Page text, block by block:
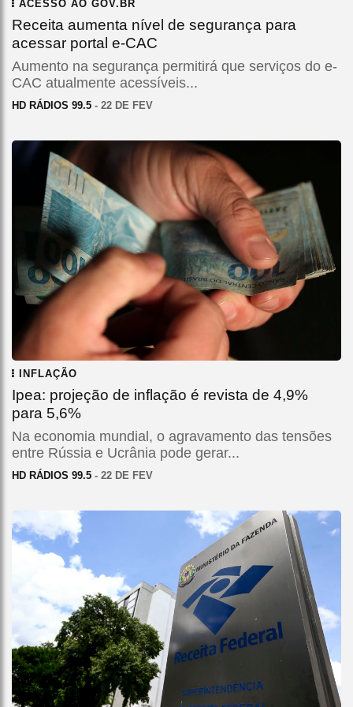
ACESSO AO GOV.BR
Receita aumenta nível de segurança para
acessar portal e-CAC
Aumento na segurança permitirá que serviços do e-
CAC atualmente acessíveis...
HD RÁDIOS 99.5 - 22 DE FEV
INFLAÇÃO
Ipea: projeção de inflação é revista de 4,9%
para 5,6%
Na economia mundial, o agravamento das tensões
entre Rússia e Ucrânia pode gerar...
HD RÁDIOS 99.5 - 22 DE FEV